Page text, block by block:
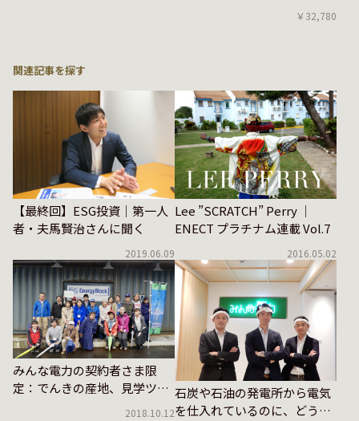
￥32,780
関連記事を探す
【最終回】ESG投資｜第一人
者・夫馬賢治さんに聞く
2019.06.09
Lee ”SCRATCH” Perry ｜
ENECT プラチナム連載 Vol.7
2016.05.02
みんな電力の契約者さま限
定：でんきの産地、見学ツア
2018.10.12
石炭や石油の発電所から電気
を仕入れているのに、どうし